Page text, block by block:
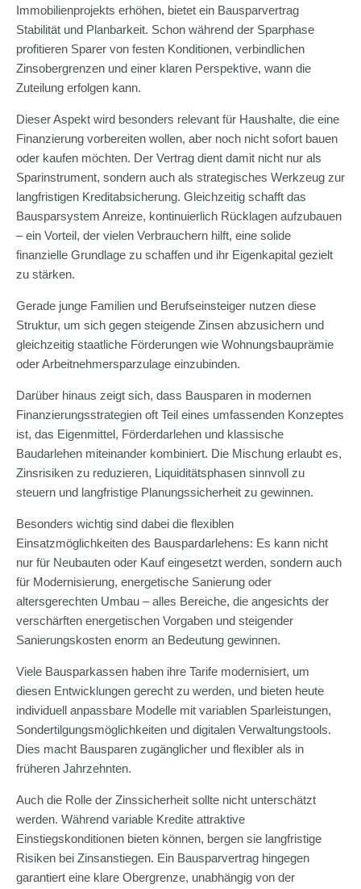
Immobilienprojekts erhöhen, bietet ein Bausparvertrag
Stabilität und Planbarkeit. Schon während der Sparphase
profitieren Sparer von festen Konditionen, verbindlichen
Zinsobergrenzen und einer klaren Perspektive, wann die
Zuteilung erfolgen kann.
Dieser Aspekt wird besonders relevant für Haushalte, die eine
Finanzierung vorbereiten wollen, aber noch nicht sofort bauen
oder kaufen möchten. Der Vertrag dient damit nicht nur als
Sparinstrument, sondern auch als strategisches Werkzeug zur
langfristigen Kreditabsicherung. Gleichzeitig schafft das
Bausparsystem Anreize, kontinuierlich Rücklagen aufzubauen
– ein Vorteil, der vielen Verbrauchern hilft, eine solide
finanzielle Grundlage zu schaffen und ihr Eigenkapital gezielt
zu stärken.
Gerade junge Familien und Berufseinsteiger nutzen diese
Struktur, um sich gegen steigende Zinsen abzusichern und
gleichzeitig staatliche Förderungen wie Wohnungsbauprämie
oder Arbeitnehmersparzulage einzubinden.
Darüber hinaus zeigt sich, dass Bausparen in modernen
Finanzierungsstrategien oft Teil eines umfassenden Konzeptes
ist, das Eigenmittel, Förderdarlehen und klassische
Baudarlehen miteinander kombiniert. Die Mischung erlaubt es,
Zinsrisiken zu reduzieren, Liquiditätsphasen sinnvoll zu
steuern und langfristige Planungssicherheit zu gewinnen.
Besonders wichtig sind dabei die flexiblen
Einsatzmöglichkeiten des Bauspardarlehens: Es kann nicht
nur für Neubauten oder Kauf eingesetzt werden, sondern auch
für Modernisierung, energetische Sanierung oder
altersgerechten Umbau – alles Bereiche, die angesichts der
verschärften energetischen Vorgaben und steigender
Sanierungskosten enorm an Bedeutung gewinnen.
Viele Bausparkassen haben ihre Tarife modernisiert, um
diesen Entwicklungen gerecht zu werden, und bieten heute
individuell anpassbare Modelle mit variablen Sparleistungen,
Sondertilgungsmöglichkeiten und digitalen Verwaltungstools.
Dies macht Bausparen zugänglicher und flexibler als in
früheren Jahrzehnten.
Auch die Rolle der Zinssicherheit sollte nicht unterschätzt
werden. Während variable Kredite attraktive
Einstiegskonditionen bieten können, bergen sie langfristige
Risiken bei Zinsanstiegen. Ein Bausparvertrag hingegen
garantiert eine klare Obergrenze, unabhängig von der